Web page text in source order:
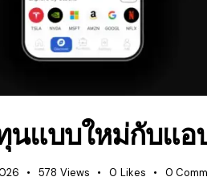
นแบบใหม่กับแอ
578 Views 0 Likes 0